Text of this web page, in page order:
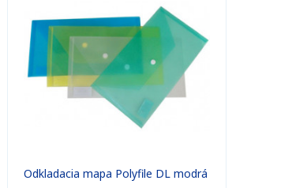
Odkladacia mapa Polyfile DL modrá